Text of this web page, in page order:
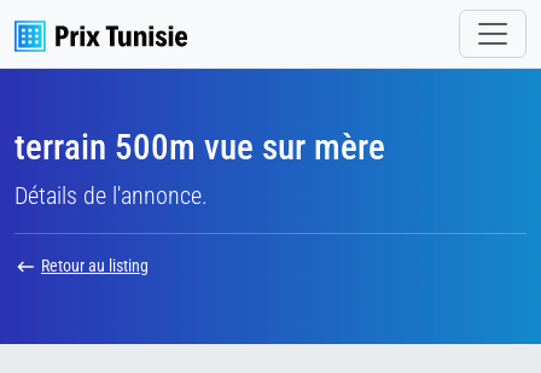
terrain 500m vue sur mère
Détails de l'annonce.
Retour au listing